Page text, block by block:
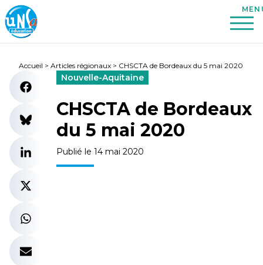
Accueil > Articles régionaux > CHSCTA de Bordeaux du 5 mai 2020
Nouvelle-Aquitaine
CHSCTA de Bordeaux
du 5 mai 2020
Publié le 14 mai 2020